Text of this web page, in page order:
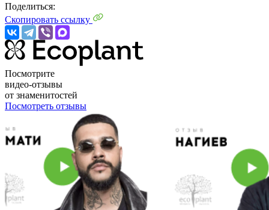
Поделиться:
Скопировать ссылку
Посмотрите
видео-отзывы
от знаменитостей
Посмотреть отзывы